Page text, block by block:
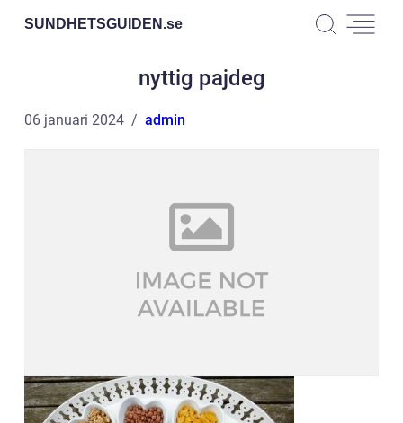
SUNDHETSGUIDEN.se
nyttig pajdeg
06 januari 2024 admin